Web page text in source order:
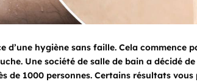
hygiène sans faille. Cela commence
Une société de salle de bain a décidé
de 1000 personnes. Certains résultats